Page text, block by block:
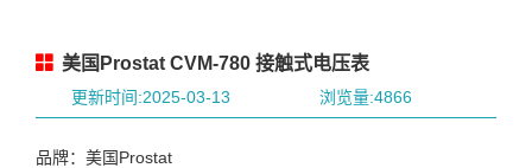
美国Prostat CVM-780 接触式电压表
更新时间:2025-03-13 浏览量:4866
品牌：美国Prostat